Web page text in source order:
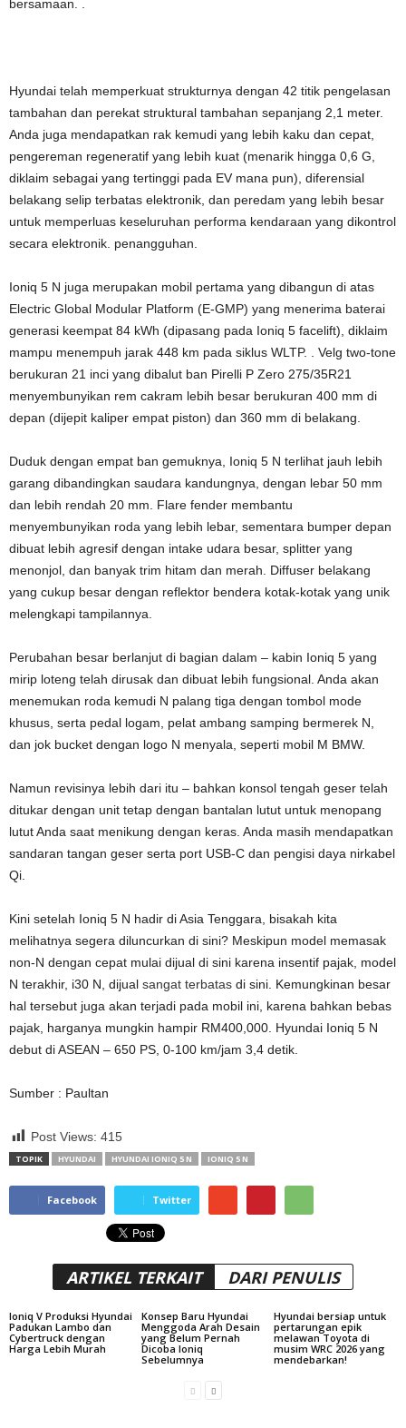
bersamaan. .
Hyundai telah memperkuat strukturnya dengan 42 titik pengelasan
tambahan dan perekat struktural tambahan sepanjang 2,1 meter.
Anda juga mendapatkan rak kemudi yang lebih kaku dan cepat,
pengereman regeneratif yang lebih kuat (menarik hingga 0,6 G,
diklaim sebagai yang tertinggi pada EV mana pun), diferensial
belakang selip terbatas elektronik, dan peredam yang lebih besar
untuk memperluas keseluruhan performa kendaraan yang dikontrol
secara elektronik. penangguhan.
Ioniq 5 N juga merupakan mobil pertama yang dibangun di atas
Electric Global Modular Platform (E-GMP) yang menerima baterai
generasi keempat 84 kWh (dipasang pada Ioniq 5 facelift), diklaim
mampu menempuh jarak 448 km pada siklus WLTP. . Velg two-tone
berukuran 21 inci yang dibalut ban Pirelli P Zero 275/35R21
menyembunyikan rem cakram lebih besar berukuran 400 mm di
depan (dijepit kaliper empat piston) dan 360 mm di belakang.
Duduk dengan empat ban gemuknya, Ioniq 5 N terlihat jauh lebih
garang dibandingkan saudara kandungnya, dengan lebar 50 mm
dan lebih rendah 20 mm. Flare fender membantu
menyembunyikan roda yang lebih lebar, sementara bumper depan
dibuat lebih agresif dengan intake udara besar, splitter yang
menonjol, dan banyak trim hitam dan merah. Diffuser belakang
yang cukup besar dengan reflektor bendera kotak-kotak yang unik
melengkapi tampilannya.
Perubahan besar berlanjut di bagian dalam – kabin Ioniq 5 yang
mirip loteng telah dirusak dan dibuat lebih fungsional. Anda akan
menemukan roda kemudi N palang tiga dengan tombol mode
khusus, serta pedal logam, pelat ambang samping bermerek N,
dan jok bucket dengan logo N menyala, seperti mobil M BMW.
Namun revisinya lebih dari itu – bahkan konsol tengah geser telah
ditukar dengan unit tetap dengan bantalan lutut untuk menopang
lutut Anda saat menikung dengan keras. Anda masih mendapatkan
sandaran tangan geser serta port USB-C dan pengisi daya nirkabel
Qi.
Kini setelah Ioniq 5 N hadir di Asia Tenggara, bisakah kita
melihatnya segera diluncurkan di sini? Meskipun model memasak
non-N dengan cepat mulai dijual di sini karena insentif pajak, model
N terakhir, i30 N, dijual sangat terbatas di sini. Kemungkinan besar
hal tersebut juga akan terjadi pada mobil ini, karena bahkan bebas
pajak, harganya mungkin hampir RM400,000. Hyundai Ioniq 5 N
debut di ASEAN – 650 PS, 0-100 km/jam 3,4 detik.
Sumber : Paultan
Post Views: 415
TOPIK HYUNDAI HYUNDAI IONIQ 5 N IONIQ 5 N
Facebook Twitter
ARTIKEL TERKAIT DARI PENULIS
Ioniq V Produksi Hyundai
Padukan Lambo dan
Cybertruck dengan
Harga Lebih Murah
Konsep Baru Hyundai
Menggoda Arah Desain
yang Belum Pernah
Dicoba Ioniq
Sebelumnya
Hyundai bersiap untuk
pertarungan epik
melawan Toyota di
musim WRC 2026 yang
mendebarkan!